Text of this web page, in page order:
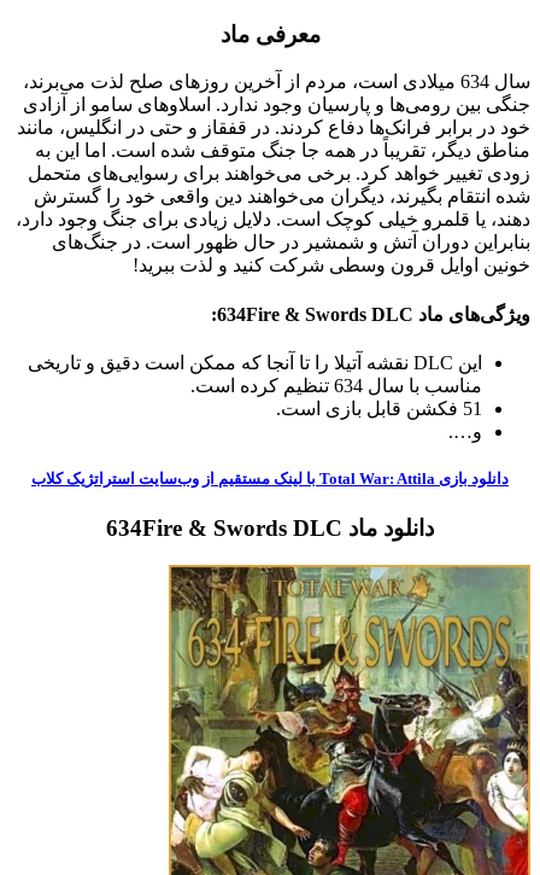
معرفی ماد
سال 634 میلادی است، مردم از آخرین روزهای صلح لذت می‌برند،
جنگی بین رومی‌ها و پارسیان وجود ندارد. اسلاوهای سامو از آزادی
خود در برابر فرانک‌ها دفاع کردند. در قفقاز و حتی در انگلیس، مانند
مناطق دیگر، تقریباً در همه جا جنگ متوقف شده است. اما این به
زودی تغییر خواهد کرد. برخی می‌خواهند برای رسوایی‌های متحمل
شده انتقام بگیرند، دیگران می‌خواهند دین واقعی خود را گسترش
دهند، یا قلمرو خیلی کوچک است. دلایل زیادی برای جنگ وجود دارد،
بنابراین دوران آتش و شمشیر در حال ظهور است. در جنگ‌های
خونین اوایل قرون وسطی شرکت کنید و لذت ببرید!
ویژگی‌های ماد 634Fire & Swords DLC:
این DLC نقشه آتیلا را تا آنجا که ممکن است دقیق‌ و تاریخی
مناسب با سال 634 تنظیم کرده است.
51 فکشن قابل بازی است.
و….
دانلود بازی Total War: Attila با لینک مستقیم از وب‌سایت استراتژیک کلاب
دانلود ماد 634Fire & Swords DLC